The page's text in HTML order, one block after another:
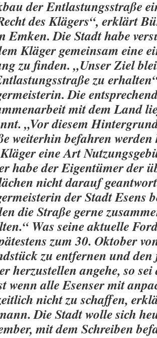
der Entlastungsstraße
des Klägers“, erklärt
Emken. Die Stadt habe
Kläger gemeinsam eine
zu finden. „Unser Ziel
zu
Die
mit dem Land
„Vor diesem
weiterhin befahren
eine Art
habe der Eigentümer der
nicht darauf
der Stadt Esens
die Straße gerne
Was seine aktuelle
zum 30. Oktober
zu entfernen und
herzustellen angehe, so
wenn alle Esenser mit
nicht zu schaffen,
Die Stadt wolle sich
mit dem Schreiben